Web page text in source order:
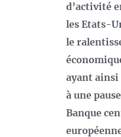
d’activité
les Etats-
le
ayant
à une
Banque